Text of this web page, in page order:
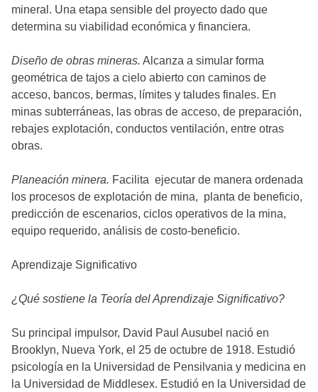
mineral. Una etapa sensible del proyecto dado que
determina su viabilidad económica y financiera.
Diseño de obras mineras. Alcanza a simular forma
geométrica de tajos a cielo abierto con caminos de
acceso, bancos, bermas, límites y taludes finales. En
minas subterráneas, las obras de acceso, de preparación,
rebajes explotación, conductos ventilación, entre otras
obras.
Planeación minera. Facilita ejecutar de manera ordenada
los procesos de explotación de mina, planta de beneficio,
predicción de escenarios, ciclos operativos de la mina,
equipo requerido, análisis de costo-beneficio.
Aprendizaje Significativo
¿Qué sostiene la Teoría del Aprendizaje Significativo?
Su principal impulsor, David Paul Ausubel nació en
Brooklyn, Nueva York, el 25 de octubre de 1918. Estudió
psicología en la Universidad de Pensilvania y medicina en
la Universidad de Middlesex. Estudió en la Universidad de